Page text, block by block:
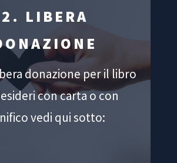
2. LIBERA
donazione per il libro
con carta o con
vedi qui sotto: